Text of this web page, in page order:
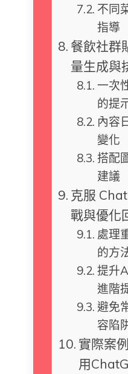
不同
指導
餐飲社群
量生成與
一次
的提
內容
變化
搭配
建議
克服
戰與優化
處理
的方
提升
進階
避免
容陷
實際案
用